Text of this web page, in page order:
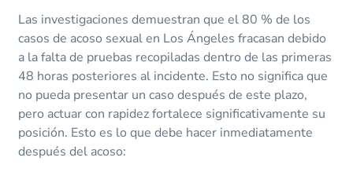
Las investigaciones demuestran que el 80 % de los
casos de acoso sexual en Los Ángeles fracasan debido
a la falta de pruebas recopiladas dentro de las primeras
48 horas posteriores al incidente. Esto no significa que
no pueda presentar un caso después de este plazo,
pero actuar con rapidez fortalece significativamente su
posición. Esto es lo que debe hacer inmediatamente
después del acoso: